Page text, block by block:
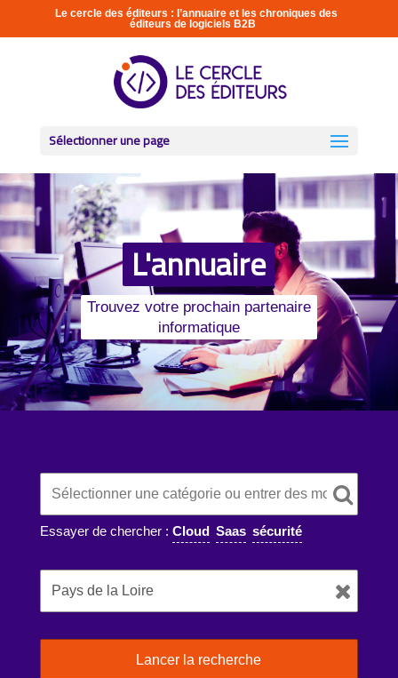
Le cercle des éditeurs : l’annuaire et les chroniques des
éditeurs de logiciels B2B
Sélectionner une page
L'annuaire
Trouvez votre prochain partenaire
informatique
Essayer de chercher : Cloud Saas sécurité